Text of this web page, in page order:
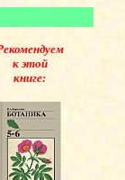
к этой
книге: